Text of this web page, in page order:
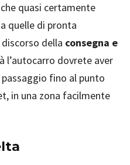
quasi certamente
quelle di pronta
della consegna e
l’autocarro dovrete aver
fino al punto
in una zona facilmente